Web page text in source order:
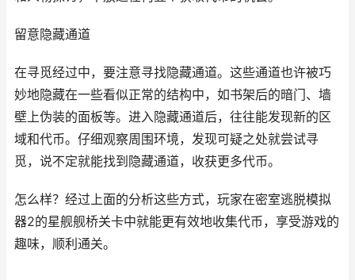
留意隐藏通道
在寻觅经过中，要注意寻找隐藏通道。这些通道也许被巧
妙地隐藏在一些看似正常的结构中，如书架后的暗门、墙
壁上伪装的面板等。进入隐藏通道后，往往能发现新的区
域和代币。仔细观察周围环境，发现可疑之处就尝试寻
觅，说不定就能找到隐藏通道，收获更多代币。
怎么样？经过上面的分析这些方式，玩家在密室逃脱模拟
器2的星舰舰桥关卡中就能更有效地收集代币，享受游戏的
趣味，顺利通关。